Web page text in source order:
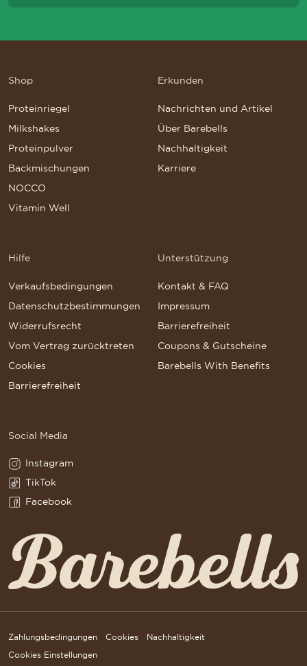
Shop
Proteinriegel
Milkshakes
Proteinpulver
Backmischungen
NOCCO
Vitamin Well
Erkunden
Nachrichten und Artikel
Über Barebells
Nachhaltigkeit
Karriere
Hilfe
Verkaufsbedingungen
Datenschutzbestimmungen
Widerrufsrecht
Vom Vertrag zurücktreten
Cookies
Barrierefreiheit
Unterstützung
Kontakt & FAQ
Impressum
Barrierefreiheit
Coupons & Gutscheine
Barebells With Benefits
Social Media
Instagram(Opens in a new tab)
Instagram
TikTok(Opens in a new tab)
TikTok
Facebook(Opens in a new tab)
Facebook
Zahlungsbedingungen Cookies
Nachhaltigkeit
Cookies Einstellungen